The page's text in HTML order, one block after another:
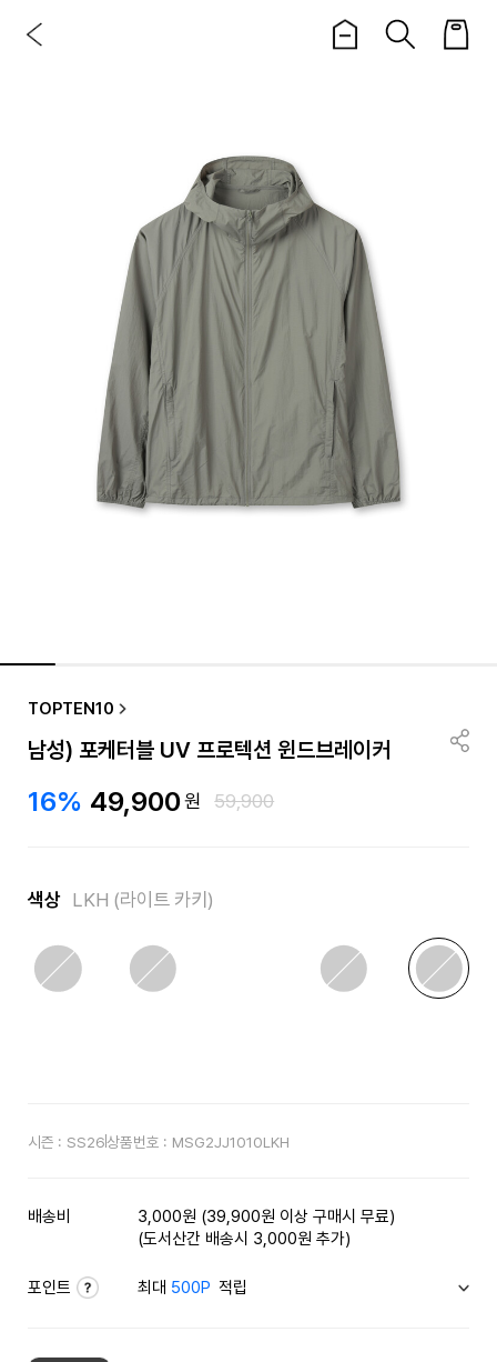
TOPTEN10
남성) 포케터블 UV 프로텍션 윈드브레이커
16% 49,900원 59,900
색상 LKH (라이트 카키)
시즌 : SS26상품번호 : MSG2JJ1010LKH
배송비
3,000원 (39,900원 이상 구매시 무료)
(도서산간 배송시 3,000원 추가)
포인트 최대 500P 적립